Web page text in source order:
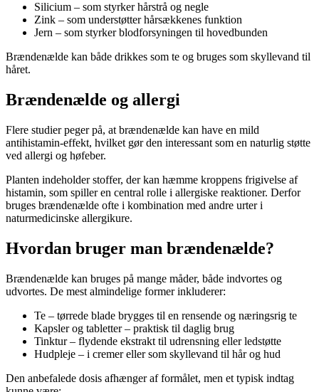
Silicium – som styrker hårstrå og negle
Zink – som understøtter hårsækkenes funktion
Jern – som styrker blodforsyningen til hovedbunden
Brændenælde kan både drikkes som te og bruges som skyllevand til
håret.
Brændenælde og allergi
Flere studier peger på, at brændenælde kan have en mild
antihistamin-effekt, hvilket gør den interessant som en naturlig støtte
ved allergi og høfeber.
Planten indeholder stoffer, der kan hæmme kroppens frigivelse af
histamin, som spiller en central rolle i allergiske reaktioner. Derfor
bruges brændenælde ofte i kombination med andre urter i
naturmedicinske allergikure.
Hvordan bruger man brændenælde?
Brændenælde kan bruges på mange måder, både indvortes og
udvortes. De mest almindelige former inkluderer:
Te – tørrede blade brygges til en rensende og næringsrig te
Kapsler og tabletter – praktisk til daglig brug
Tinktur – flydende ekstrakt til udrensning eller ledstøtte
Hudpleje – i cremer eller som skyllevand til hår og hud
Den anbefalede dosis afhænger af formålet, men et typisk indtag